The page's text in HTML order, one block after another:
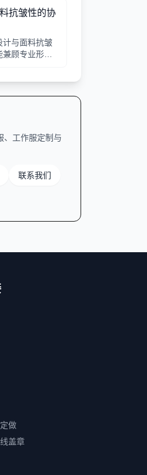
抗皱性的协
计与面料抗皱
顾专业形象
、工作服定制与
联系我们
做
盖章